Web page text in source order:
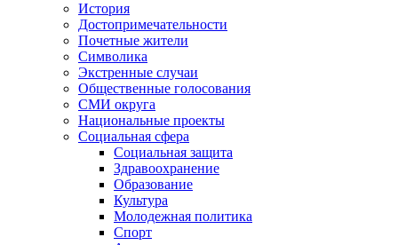
История
Достопримечательности
Почетные жители
Символика
Экстренные случаи
Общественные голосования
СМИ округа
Национальные проекты
Социальная сфера
Социальная защита
Здравоохранение
Образование
Культура
Молодежная политика
Спорт